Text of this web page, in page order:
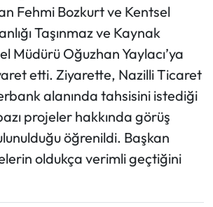
Fehmi Bozkurt ve Kentsel
Taşınmaz ve Kaynak
Müdürü Oğuzhan Yaylacı’ya
etti. Ziyarette, Nazilli Ticaret
alanında tahsisini istediği
projeler hakkında görüş
öğrenildi. Başkan
oldukça verimli geçtiğini